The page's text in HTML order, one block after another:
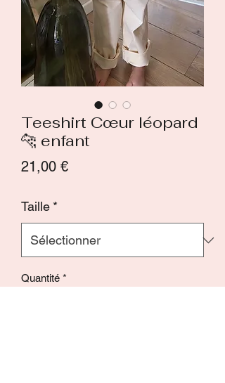
Teeshirt Cœur léopard
🐆 enfant
21,00 €Prix
Taille *
Quantité *